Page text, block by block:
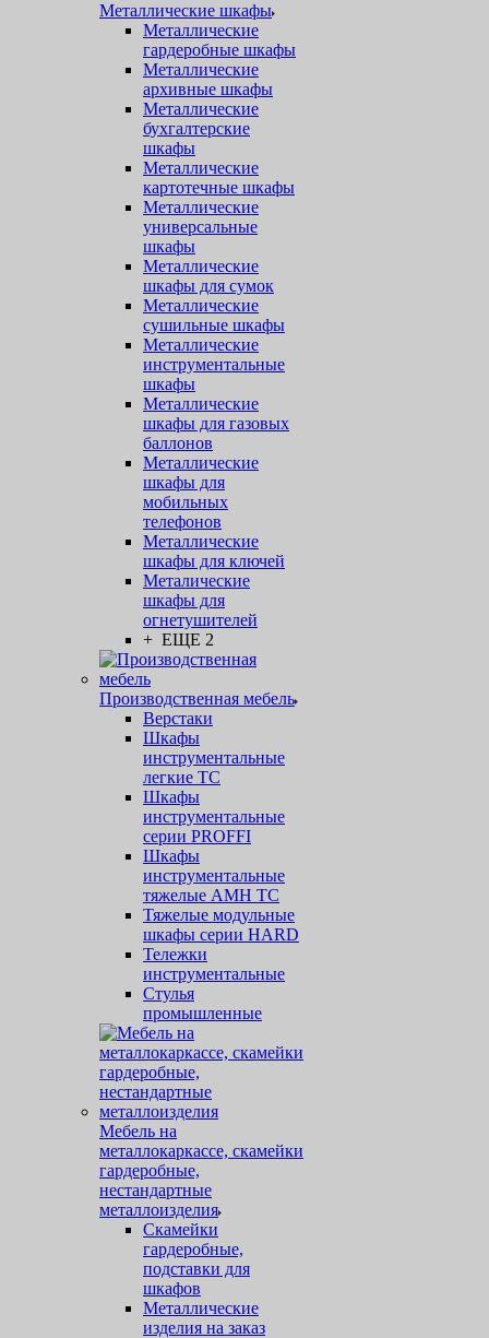
Металлические шкафы
Металлические
гардеробные шкафы
Металлические
архивные шкафы
Металлические
бухгалтерские
шкафы
Металлические
картотечные шкафы
Металлические
универсальные
шкафы
Металлические
шкафы для сумок
Металлические
сушильные шкафы
Металлические
инструментальные
шкафы
Металлические
шкафы для газовых
баллонов
Металлические
шкафы для
мобильных
телефонов
Металлические
шкафы для ключей
Металические
шкафы для
огнетушителей
+ ЕЩЕ 2
Производственная мебель
Верстаки
Шкафы
инструментальные
легкие ТС
Шкафы
инструментальные
серии PROFFI
Шкафы
инструментальные
тяжелые AMH TC
Тяжелые модульные
шкафы серии HARD
Тележки
инструментальные
Стулья
промышленные
Мебель на
металлокаркассе, скамейки
гардеробные,
нестандартные
металлоизделия
Скамейки
гардеробные,
подставки для
шкафов
Металлические
изделия на заказ